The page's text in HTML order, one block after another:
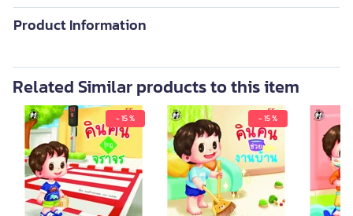
Product Information
Related Similar products to this item
- 15 % - 15 %